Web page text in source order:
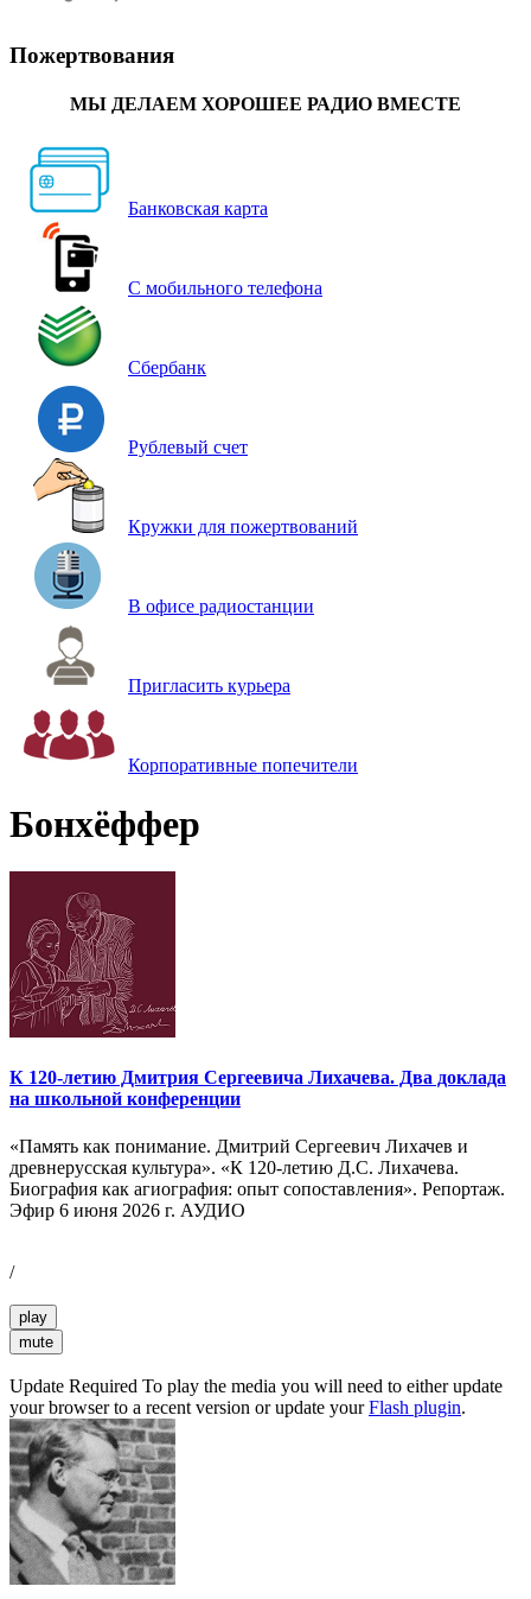
Пожертвования
МЫ ДЕЛАЕМ ХОРОШЕЕ РАДИО ВМЕСТЕ
Банковская карта
С мобильного телефона
Сбербанк
Рублевый счет
Кружки для пожертвований
В офисе радиостанции
Пригласить курьера
Корпоративные попечители
Бонхёффер
К 120-летию Дмитрия Сергеевича Лихачева. Два доклада
на школьной конференции
«Память как понимание. Дмитрий Сергеевич Лихачев и
древнерусская культура». «К 120-летию Д.С. Лихачева.
Биография как агиография: опыт сопоставления». Репортаж.
Эфир 6 июня 2026 г. АУДИО
/
play
mute
Update Required To play the media you will need to either update
your browser to a recent version or update yourFlash plugin.